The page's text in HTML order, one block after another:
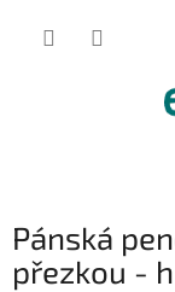
Pánská
přezkou -